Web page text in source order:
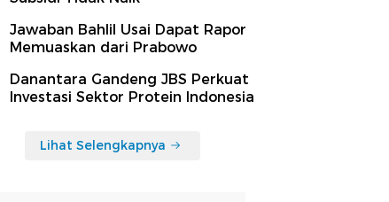
Jawaban Bahlil Usai Dapat Rapor
Memuaskan dari Prabowo
Danantara Gandeng JBS Perkuat
Investasi Sektor Protein Indonesia
Lihat Selengkapnya